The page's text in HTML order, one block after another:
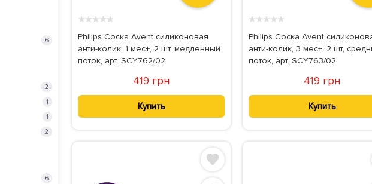
6
2
1
1
2
6
★★★★★
Philips Соска Avent силиконовая
анти-колик, 1 мес+, 2 шт, медленный
поток, арт. SCY762/02
419 грн
Купить
★★★★★
Philips Соска Avent
анти-колик, 3 мес+, 2 шт,
поток, арт. SCY763/02
419 грн
Купить